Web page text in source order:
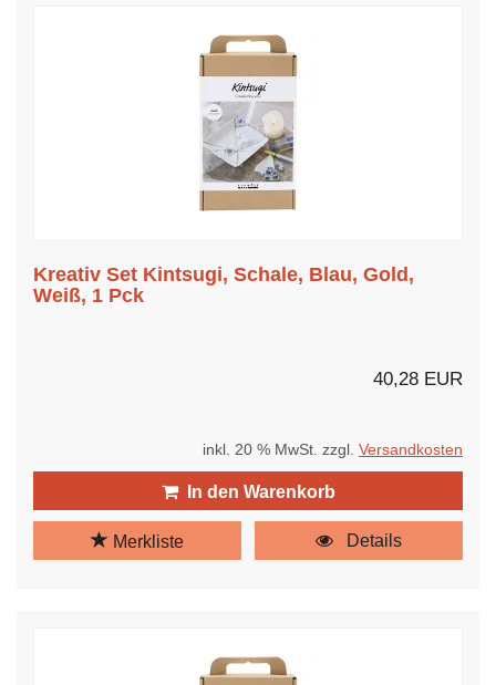
Kreativ Set Kintsugi, Schale, Blau, Gold,
Weiß, 1 Pck
40,28 EUR
inkl. 20 % MwSt. zzgl. Versandkosten
In den Warenkorb
Merkliste Details